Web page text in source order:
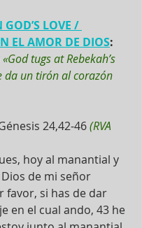
LOVE /
EL AMOR DE DIOS:
tugs at Rebekah’s
da un tirón al corazón
24,42-46 (RVA
hoy al manantial y
Dios de mi señor
favor, si has de dar
en el cual ando, 43 he